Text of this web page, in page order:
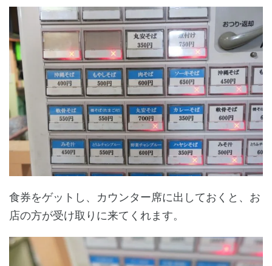
食券をゲットし、カウンター席に出しておくと、お
店の方が受け取りに来てくれます。